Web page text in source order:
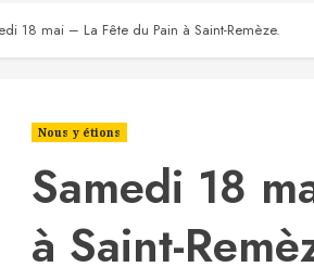
18 mai – La Fête du Pain à Saint-Remèze.
Nous y étions
Samedi 18
à Saint-